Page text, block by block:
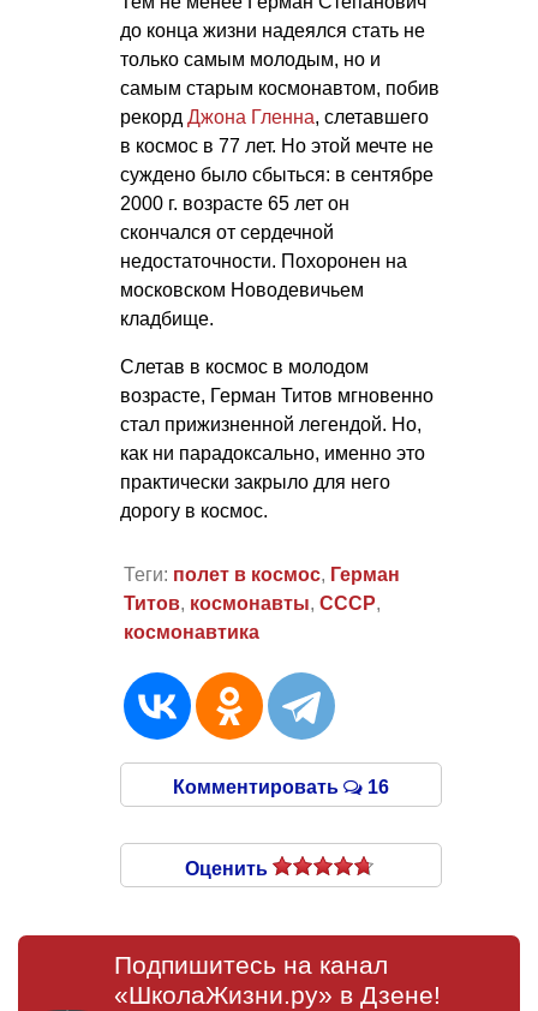
до конца жизни надеялся стать не
только самым молодым, но и
самым старым космонавтом, побив
рекорд Джона Гленна, слетавшего
в космос в 77 лет. Но этой мечте не
суждено было сбыться: в сентябре
2000 г. возрасте 65 лет он
скончался от сердечной
недостаточности. Похоронен на
московском Новодевичьем
кладбище.
Слетав в космос в молодом
возрасте, Герман Титов мгновенно
стал прижизненной легендой. Но,
как ни парадоксально, именно это
практически закрыло для него
дорогу в космос.
Теги: полет в космос, Герман
Титов, космонавты, СССР,
космонавтика
Комментировать 16
Оценить
Подпишитесь на канал
«ШколаЖизни.ру» в Дзене!